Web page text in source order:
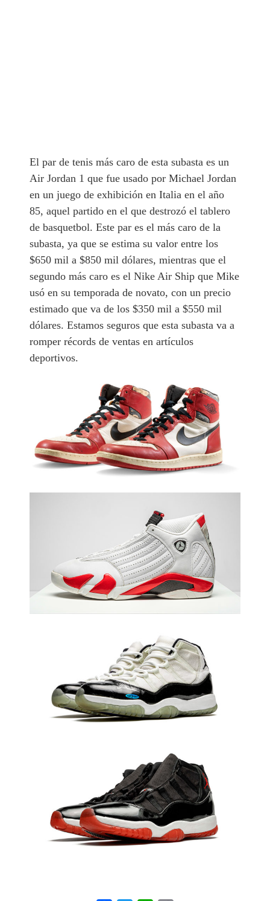
El par de tenis más caro de esta subasta es un
Air Jordan 1 que fue usado por Michael Jordan
en un juego de exhibición en Italia en el año
85, aquel partido en el que destrozó el tablero
de basquetbol. Este par es el más caro de la
subasta, ya que se estima su valor entre los
$650 mil a $850 mil dólares, mientras que el
segundo más caro es el Nike Air Ship que Mike
usó en su temporada de novato, con un precio
estimado que va de los $350 mil a $550 mil
dólares. Estamos seguros que esta subasta va a
romper récords de ventas en artículos
deportivos.